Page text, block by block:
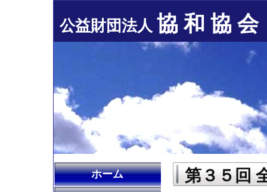
公益財団法人 協 和 協 会
ホーム 第３５回